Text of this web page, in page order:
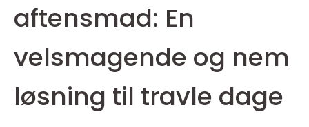
aftensmad: En
velsmagende og nem
løsning til travle dage